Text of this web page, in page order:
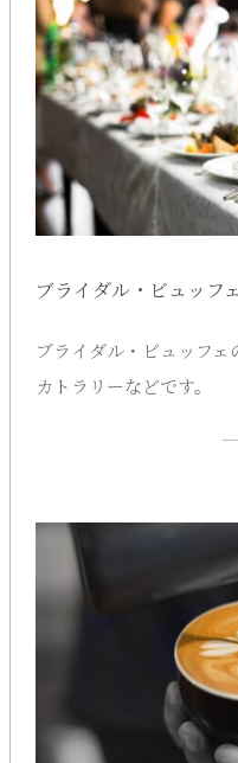
ブライダル・ビュッフ
ブライダル・ビュッフェ
カトラリーなどです。